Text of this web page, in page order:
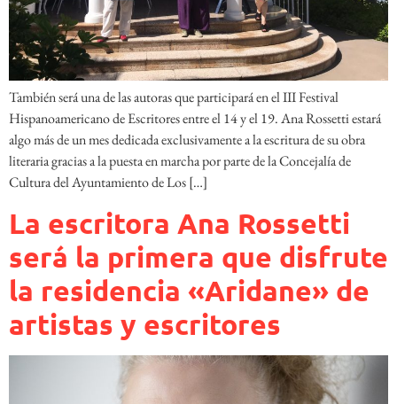
También será una de las autoras que participará en el III Festival
Hispanoamericano de Escritores entre el 14 y el 19. Ana Rossetti estará
algo más de un mes dedicada exclusivamente a la escritura de su obra
literaria gracias a la puesta en marcha por parte de la Concejalía de
Cultura del Ayuntamiento de Los […]
La escritora Ana Rossetti
será la primera que disfrute
la residencia «Aridane» de
artistas y escritores